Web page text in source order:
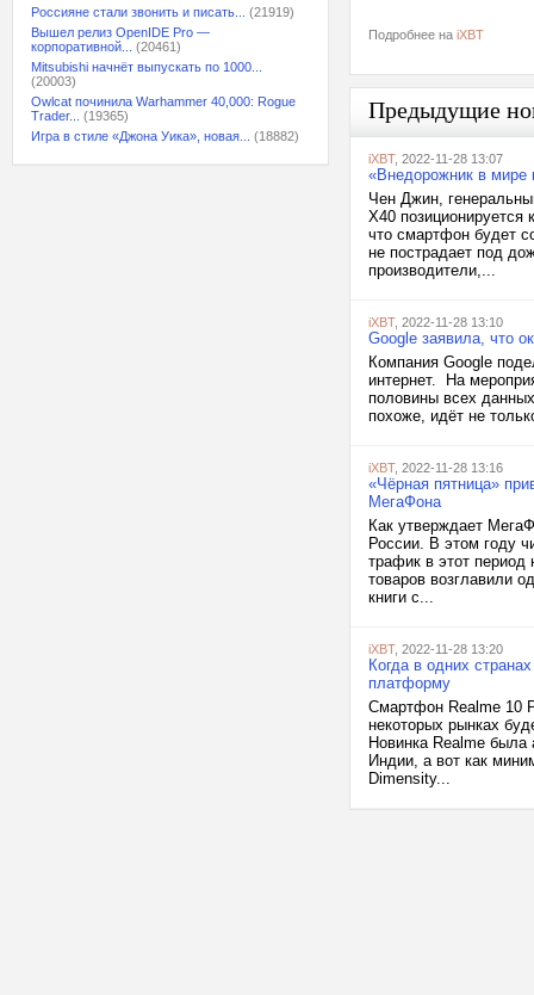
Россияне стали звонить и писать...
(21919)
Вышел релиз OpenIDE Pro —
корпоративной...
(20461)
Mitsubishi начнёт выпускать по 1000...
(20003)
Owlcat починила Warhammer 40,000: Rogue
Trader...
(19365)
Игра в стиле «Джона Уика», новая...
(18882)
Подробнее на iXBT
Предыдущие
iXBT, 2022-11-28 13:07
«Внедорожник в мире
Чен Джин,
X40
что смартфон будет
не пострадает под
производители,...
iXBT, 2022-11-28 13:10
Google заявила, что
Компания Google
интернет. На
половины всех
похоже, идёт не
iXBT, 2022-11-28 13:16
«Чёрная пятница»
МегаФона
Как утверждает
России. В этом году
трафик в этот период
товаров возглавили
книги с...
iXBT, 2022-11-28 13:20
Когда в одних
платформу
Смартфон Realme 10
некоторых рынках
Новинка Realme была
Индии, а вот как
Dimensity...